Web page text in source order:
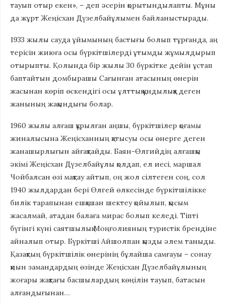
тауып отыр екен», – деп әсерін қорытындылапты. Мұны
да жұрт Жеңісхан Дүзелбайұлымен байланыстырады.
1933 жылы сауда ұйымының бастығы болып тұрғанда, аң
терісін жиюға осы бүркітшілерді ұтымды жұмылдырып
отырыпты. Қолында бір жылы 30 бүркітке дейін ұстап
баптайтын домбырашы Сағынған атасының өнерін
жасынан көріп өскендігі осы ұлттық құндылыққа деген
жанының жақындығы болар.
1960 жылы алғаш құрылған аңшы, бүркітшілер қоғамы
жиналысына Жеңісханның қатысуы осы өнерге деген
жанашырлығын айғақтайды. Баян-Өлгийдің алғашқы
әкімі Жеңісхан Дүзелбайұлы қолдап, ел иесі, маршал
Чойбалсан өзі мақтау айтып, оң жол сілтеген соң, сол
1940 жылдардан бері Өлгей өлкесінде бүркітшілікке
билік тарапынан ешқашан шектеу қойылып, қысым
жасалмай, атадан балаға мирас болып келеді. Тіпті
бүгінгі күні саятшылық Моңғолияның туристік брендіне
айналып отыр. Бүркітші Айшолпан қызды әлем таныды.
Қазақтың бүркітшілік өнерінің бұлайша самғауы – сонау
қиын замандардың өзінде Жеңісхан Дүзелбайұлының
жоғары жақтағы басшылардың көңілін тауып, батасын
алғандығынан…